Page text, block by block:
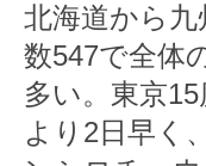
北海道から
数547で全体
多い。東京
より2日早く